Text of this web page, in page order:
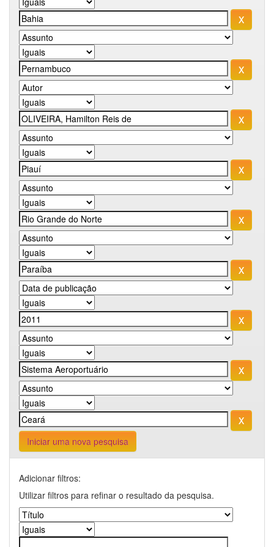
Iniciar uma nova pesquisa
Adicionar filtros:
Utilizar filtros para refinar o resultado da pesquisa.